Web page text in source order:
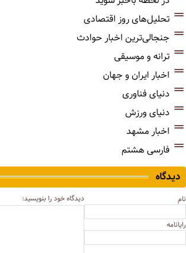
تحلیل‌های روز اقتصادی
جنجالی‌ترین اخبار حوادث
ترانه و موسیقی
اخبار ایران و جهان
دنیای فناوری
دنیای ورزش
اخبار مشهد
فارسی هشتم
دیدگاه
نام
رایانامه
دیدگاه خود را بنویسید: